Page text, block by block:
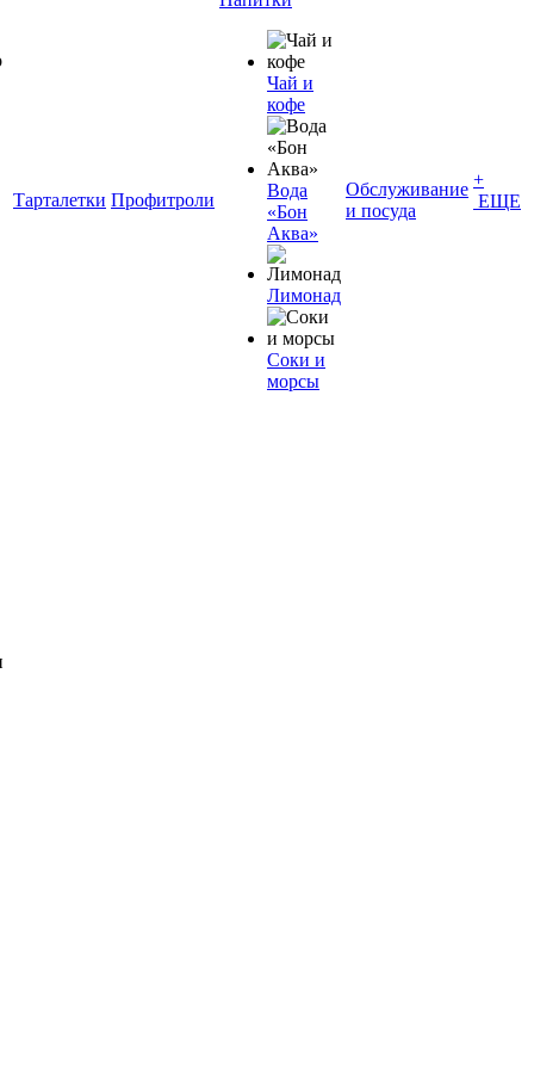
Тарталетки Профитроли
Чай и
кофе
Вода
«Бон
Аква»
Лимонад
Соки и
морсы
Обслуживание
и посуда
+
ЕЩЕ